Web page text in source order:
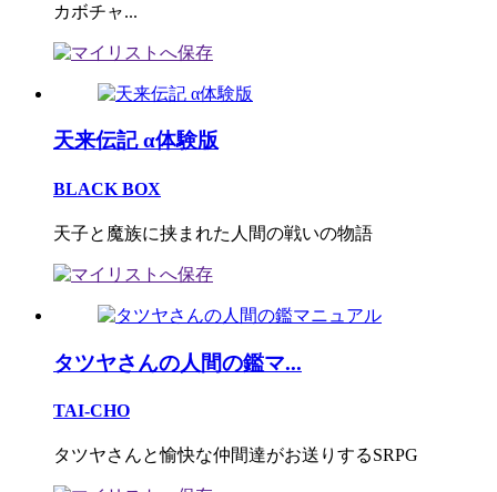
カボチャ...
天来伝記 α体験版
BLACK BOX
天子と魔族に挟まれた人間の戦いの物語
タツヤさんの人間の鑑マ...
TAI-CHO
タツヤさんと愉快な仲間達がお送りするSRPG